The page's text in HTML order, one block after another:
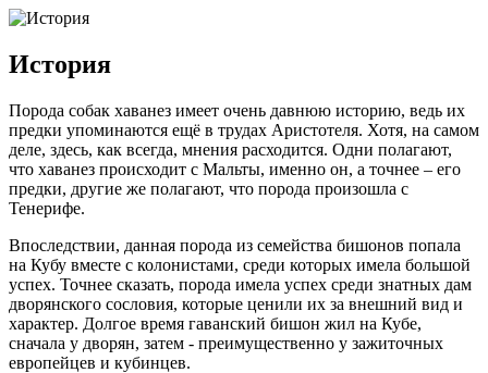
История
Порода собак хаванез имеет очень давнюю историю, ведь их
предки упоминаются ещё в трудах Аристотеля. Хотя, на самом
деле, здесь, как всегда, мнения расходится. Одни полагают,
что хаванез происходит с Мальты, именно он, а точнее – его
предки, другие же полагают, что порода произошла с
Тенерифе.
Впоследствии, данная порода из семейства бишонов попала
на Кубу вместе с колонистами, среди которых имела большой
успех. Точнее сказать, порода имела успех среди знатных дам
дворянского сословия, которые ценили их за внешний вид и
характер. Долгое время гаванский бишон жил на Кубе,
сначала у дворян, затем - преимущественно у зажиточных
европейцев и кубинцев.